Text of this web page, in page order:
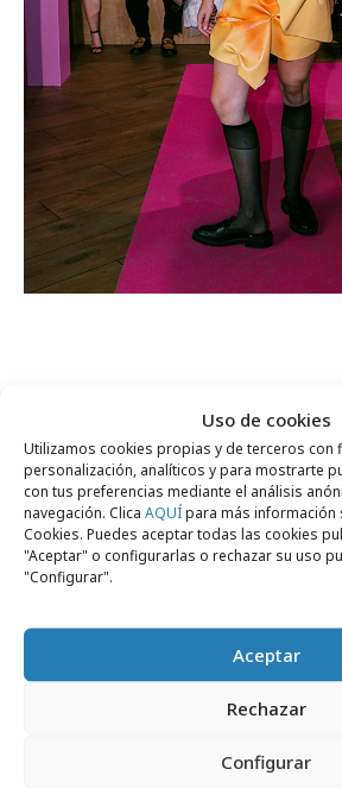
Uso de cookies
Utilizamos cookies propias y de terceros con
personalización, analíticos y para mostrarte
con tus preferencias mediante el análisis
navegación. Clica AQUÍpara más información
Cookies. Puedes aceptar todas las cookies
"Aceptar" o configurarlas o rechazar su uso
"Configurar".
Aceptar
Rechazar
Configurar
Noticias